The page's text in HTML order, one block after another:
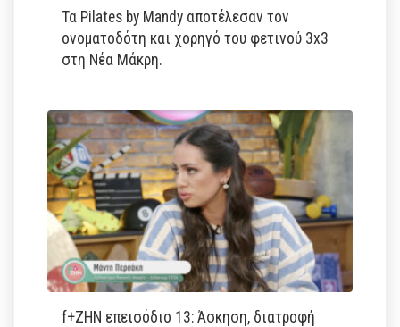
Τα Pilates by Mandy αποτέλεσαν τον
ονοματοδότη και χορηγό του φετινού 3x3
στη Νέα Μάκρη.
f+ΖΗΝ επεισόδιο 13: Άσκηση, διατροφή